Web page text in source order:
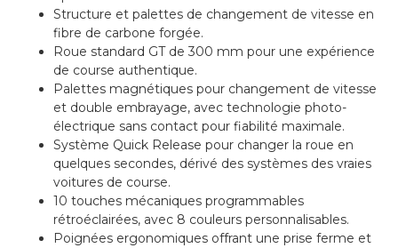
Structure et palettes de changement de vitesse en
fibre de carbone forgée.
Roue standard GT de 300 mm pour une expérience
de course authentique.
Palettes magnétiques pour changement de vitesse
et double embrayage, avec technologie photo-
électrique sans contact pour fiabilité maximale.
Système Quick Release pour changer la roue en
quelques secondes, dérivé des systèmes des vraies
voitures de course.
10 touches mécaniques programmables
rétroéclairées, avec 8 couleurs personnalisables.
Poignées ergonomiques offrant une prise ferme et